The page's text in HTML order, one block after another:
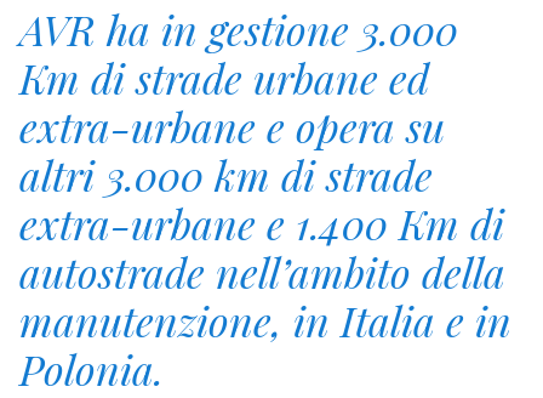
AVR ha in gestione 3.000
Km di strade urbane ed
extra-urbane e opera su
altri 3.000 km di strade
extra-urbane e 1.400 Km di
autostrade nell’ambito della
manutenzione, in Italia e in
Polonia.